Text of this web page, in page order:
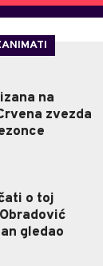
na
zvezda
o toj
gledao